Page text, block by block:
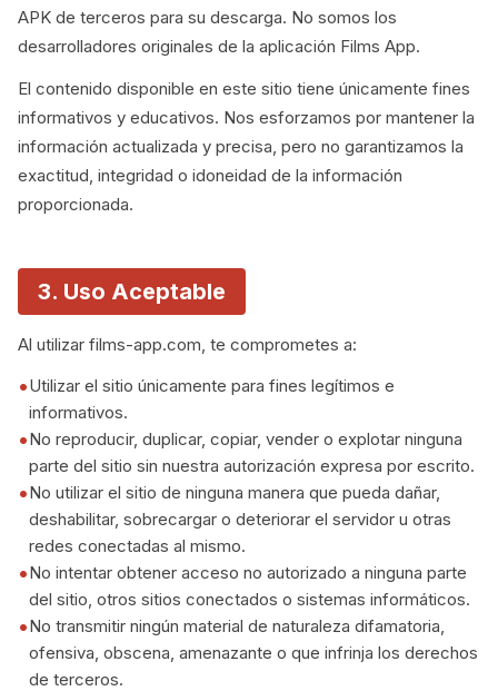
APK de terceros para su descarga. No somos los
desarrolladores originales de la aplicación Films App.
El contenido disponible en este sitio tiene únicamente fines
informativos y educativos. Nos esforzamos por mantener la
información actualizada y precisa, pero no garantizamos la
exactitud, integridad o idoneidad de la información
proporcionada.
3. Uso Aceptable
Al utilizar films-app.com, te comprometes a:
Utilizar el sitio únicamente para fines legítimos e
informativos.
No reproducir, duplicar, copiar, vender o explotar ninguna
parte del sitio sin nuestra autorización expresa por escrito.
No utilizar el sitio de ninguna manera que pueda dañar,
deshabilitar, sobrecargar o deteriorar el servidor u otras
redes conectadas al mismo.
No intentar obtener acceso no autorizado a ninguna parte
del sitio, otros sitios conectados o sistemas informáticos.
No transmitir ningún material de naturaleza difamatoria,
ofensiva, obscena, amenazante o que infrinja los derechos
de terceros.